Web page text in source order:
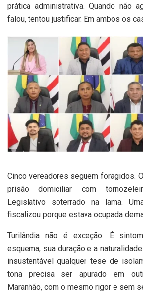
prática administrativa. Quando não
falou, tentou justificar. Em ambos os
Cinco vereadores seguem foragidos.
prisão domiciliar com
Legislativo soterrado na lama.
fiscalizou porque estava ocupada
Turilândia não é exceção. É
esquema, sua duração e a
insustentável qualquer tese de
tona precisa ser apurado em
Maranhão, com o mesmo rigor e sem